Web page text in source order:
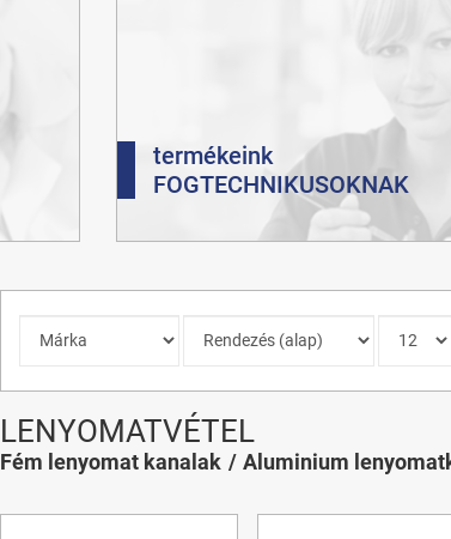
termékeink
FOGTECHNIKUSOKNAK
LENYOMATVÉTEL
Fém lenyomat kanalak Aluminium